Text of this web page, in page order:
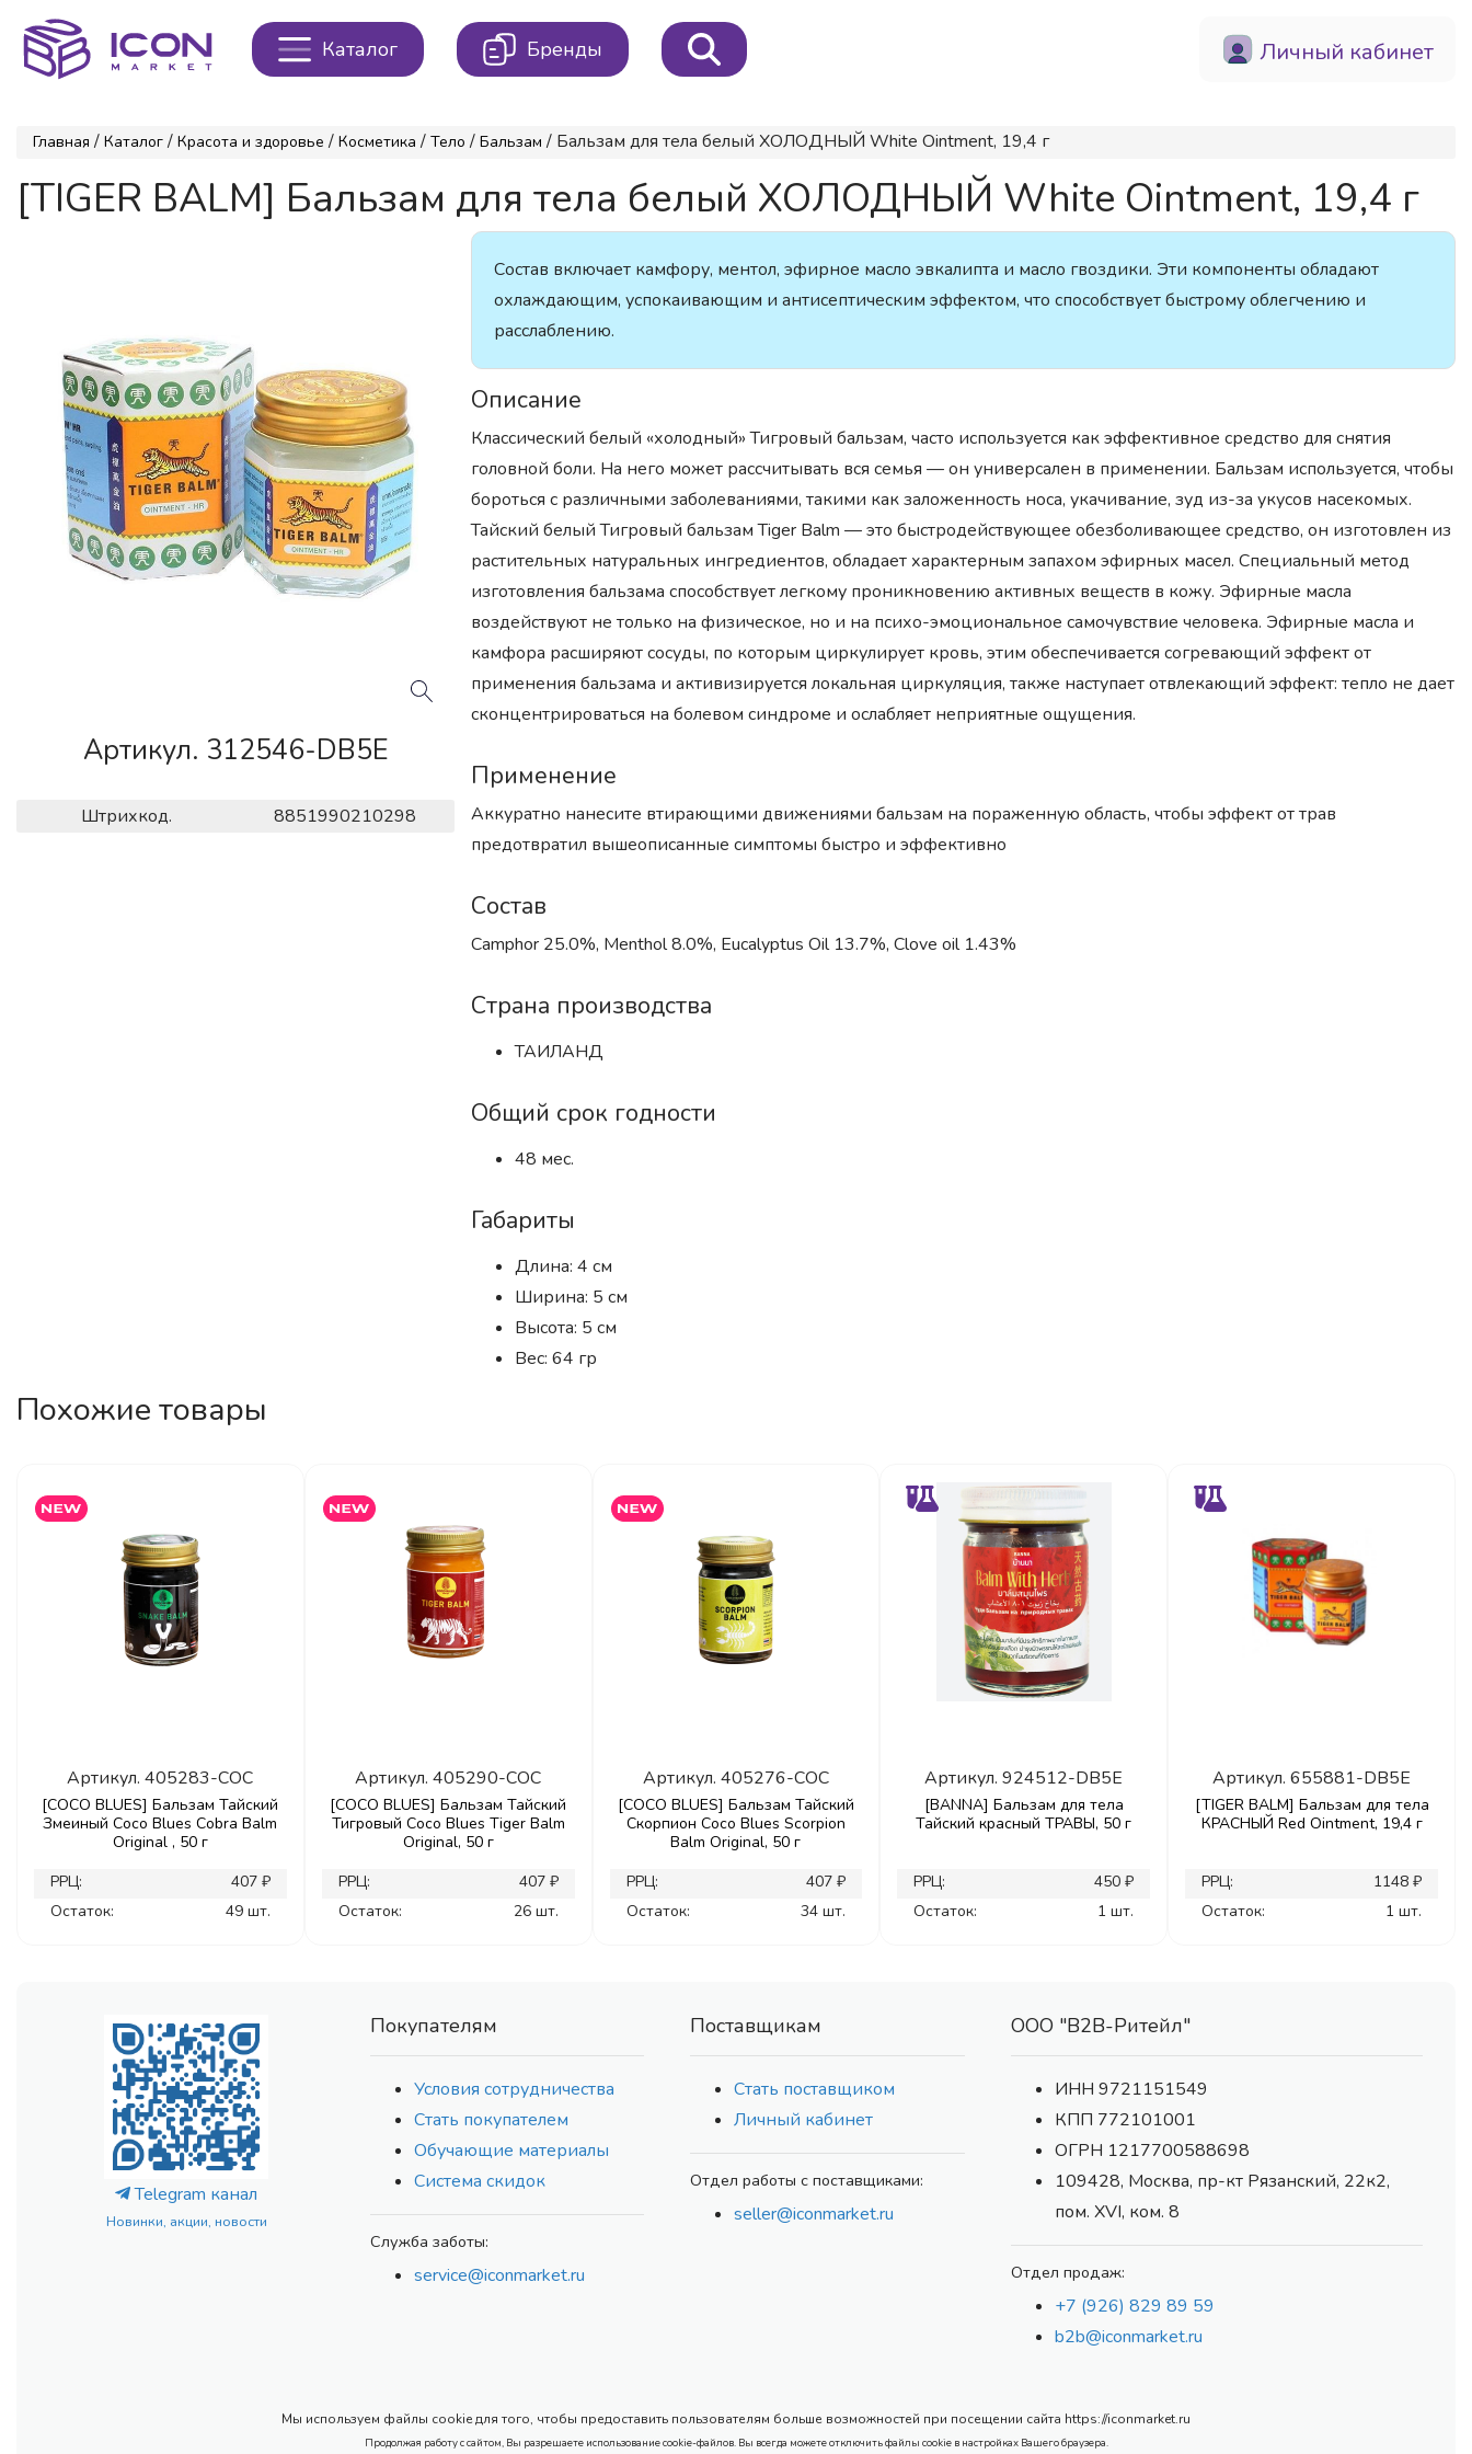
Каталог Бренды Личный кабинет
Главная / Каталог / Красота и здоровье / Косметика / Тело / Бальзам / Бальзам для тела белый ХОЛОДНЫЙ White Ointment, 19,4 г
[TIGER BALM] Бальзам для тела белый ХОЛОДНЫЙ White Ointment, 19,4 г
Артикул. 312546-DB5E
Штрихкод. 8851990210298
Состав включает камфору, ментол, эфирное масло эвкалипта и масло гвоздики. Эти компоненты обладают
охлаждающим, успокаивающим и антисептическим эффектом, что способствует быстрому облегчению и
расслаблению.
Описание
Классический белый «холодный» Тигровый бальзам, часто используется как эффективное средство для снятия
головной боли. На него может рассчитывать вся семья — он универсален в применении. Бальзам используется, чтобы
бороться с различными заболеваниями, такими как заложенность носа, укачивание, зуд из-за укусов насекомых.
Тайский белый Тигровый бальзам Tiger Balm — это быстродействующее обезболивающее средство, он изготовлен из
растительных натуральных ингредиентов, обладает характерным запахом эфирных масел. Специальный метод
изготовления бальзама способствует легкому проникновению активных веществ в кожу. Эфирные масла
воздействуют не только на физическое, но и на психо-эмоциональное самочувствие человека. Эфирные масла и
камфора расширяют сосуды, по которым циркулирует кровь, этим обеспечивается согревающий эффект от
применения бальзама и активизируется локальная циркуляция, также наступает отвлекающий эффект: тепло не дает
сконцентрироваться на болевом синдроме и ослабляет неприятные ощущения.
Применение
Аккуратно нанесите втирающими движениями бальзам на пораженную область, чтобы эффект от трав
предотвратил вышеописанные симптомы быстро и эффективно
Состав
Camphor 25.0%, Menthol 8.0%, Eucalyptus Oil 13.7%, Clove oil 1.43%
Страна производства
ТАИЛАНД
Общий срок годности
48 мес.
Габариты
Длина: 4 см
Ширина: 5 см
Высота: 5 см
Вес: 64 гр
Похожие товары
Артикул.405283-COC
[COCO BLUES] Бальзам Тайский
Змеиный Coco Blues Cobra Balm
Original , 50 г
РРЦ:
407 ₽
Остаток:
49 шт.
Артикул.405290-COC
[COCO BLUES] Бальзам Тайский
Тигровый Coco Blues Tiger Balm
Original, 50 г
РРЦ:
407 ₽
Остаток:
26 шт.
Артикул. 405276-COC
[COCO BLUES] Бальзам Тайский
Скорпион Coco Blues Scorpion
Balm Original, 50 г
РРЦ:
407 ₽
Остаток:
34 шт.
Артикул.924512-DB5E
[BANNA] Бальзам для тела
Тайский красный ТРАВЫ, 50 г
РРЦ:
450 ₽
Остаток:
1 шт.
Артикул.655881-DB5E
[TIGER BALM] Бальзам для тела
КРАСНЫЙ Red Ointment, 19,4 г
РРЦ:
1148 ₽
Остаток:
1 шт.
Telegram канал
Новинки, акции, новости
Покупателям
Условия сотрудничества
Стать покупателем
Обучающие материалы
Система скидок
Служба заботы:
service@iconmarket.ru
Поставщикам
Стать поставщиком
Личный кабинет
Отдел работы с поставщиками:
seller@iconmarket.ru
ООО "В2В-Ритейл"
ИНН 9721151549
КПП 772101001
ОГРН 1217700588698
109428, Москва, пр-кт Рязанский, 22к2,
пом. XVI, ком. 8
Отдел продаж:
+7 (926) 829 89 59
b2b@iconmarket.ru
Мы используем файлы cookie для того, чтобы предоставить пользователям больше возможностей при посещении сайта https://iconmarket.ru
Продолжая работу с сайтом, Вы разрешаете использование cookie-файлов. Вы всегда можете отключить файлы cookie в настройках Вашего браузера.